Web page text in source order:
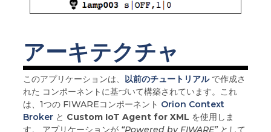
アーキテクチャ
このアプリケーションは、 以前のチュートリアルで作成さ
れた コンポーネントに基づいて構築されています。これ
は、1つの FIWAREコンポーネント Orion Context
Brokerと Custom IoT Agent for XML を使用しま
す。 アプリケーションが “Powered by FIWARE”として